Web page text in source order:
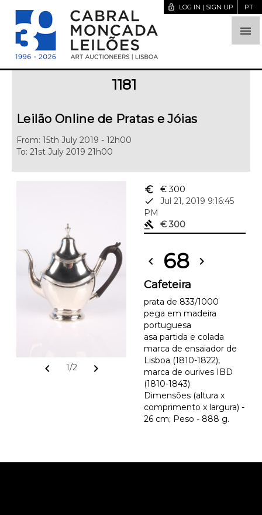

lock_open LOG IN | SIGN UP PT
1181
Leilão Online de Pratas e Jóias
From: 15th July 2019 - 12h00
To: 21st July 2019 21h00
chevron_left 1/2 chevron_right
euro_symbol
€ 300
done
Jul 21, 2019 9:16:45
PM
gavel
€ 300
chevron_left 68 chevron_right
Cafeteira
prata de 833/1000
pega em madeira
portuguesa
asa partida e colada
marca de ensaiador de
Lisboa (1810-1822),
marca de ourives IBD
(1810-1843)
Dimensões (altura x
comprimento x largura) -
26 cm; Peso - 888 g.